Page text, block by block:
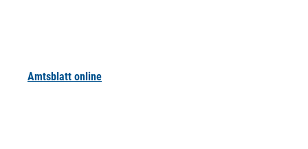
Amtsblatt online